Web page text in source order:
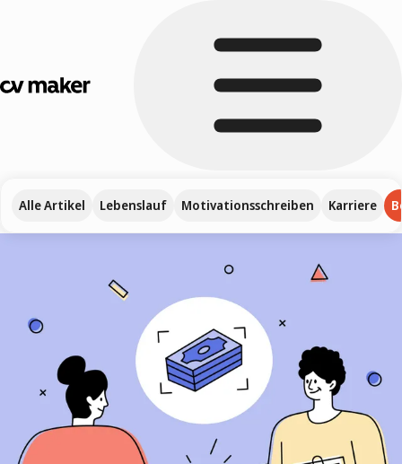
Alle Artikel Lebenslauf Motivationsschreiben Karriere